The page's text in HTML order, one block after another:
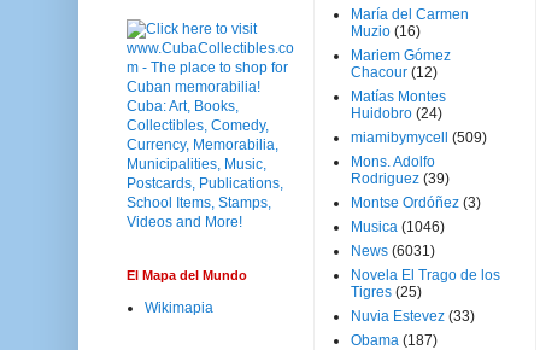
El Mapa del Mundo
Wikimapia
María del Carmen
Muzio (16)
Mariem Gómez
Chacour (12)
Matías Montes
Huidobro (24)
miamibymycell
(509)
Mons. Adolfo
Rodriguez (39)
Montse Ordóñez (3)
Musica (1046)
News (6031)
Novela El Trago de los
Tigres (25)
Nuvia Estevez (33)
Obama (187)